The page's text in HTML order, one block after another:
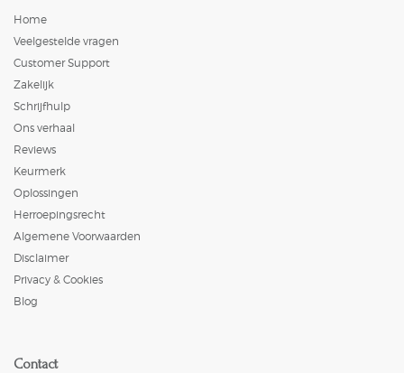
Home
Veelgestelde vragen
Customer Support
Zakelijk
Schrijfhulp
Ons verhaal
Reviews
Keurmerk
Oplossingen
Herroepingsrecht
Algemene Voorwaarden
Disclaimer
Privacy & Cookies
Blog
Contact